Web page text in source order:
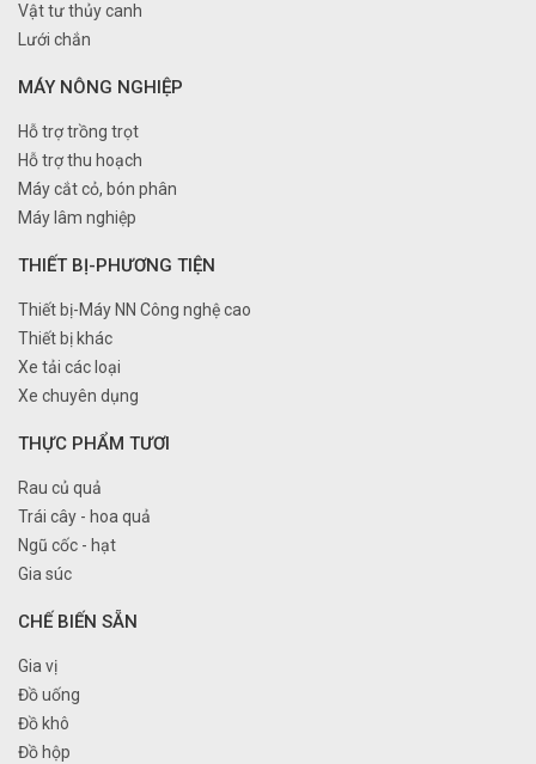
Vật tư thủy canh
Lưới chắn
MÁY NÔNG NGHIỆP
Hỗ trợ trồng trọt
Hỗ trợ thu hoạch
Máy cắt cỏ, bón phân
Máy lâm nghiệp
THIẾT BỊ-PHƯƠNG TIỆN
Thiết bị-Máy NN Công nghệ cao
Thiết bị khác
Xe tải các loại
Xe chuyên dụng
THỰC PHẨM TƯƠI
Rau củ quả
Trái cây - hoa quả
Ngũ cốc - hạt
Gia súc
CHẾ BIẾN SẴN
Gia vị
Đồ uống
Đồ khô
Đồ hộp